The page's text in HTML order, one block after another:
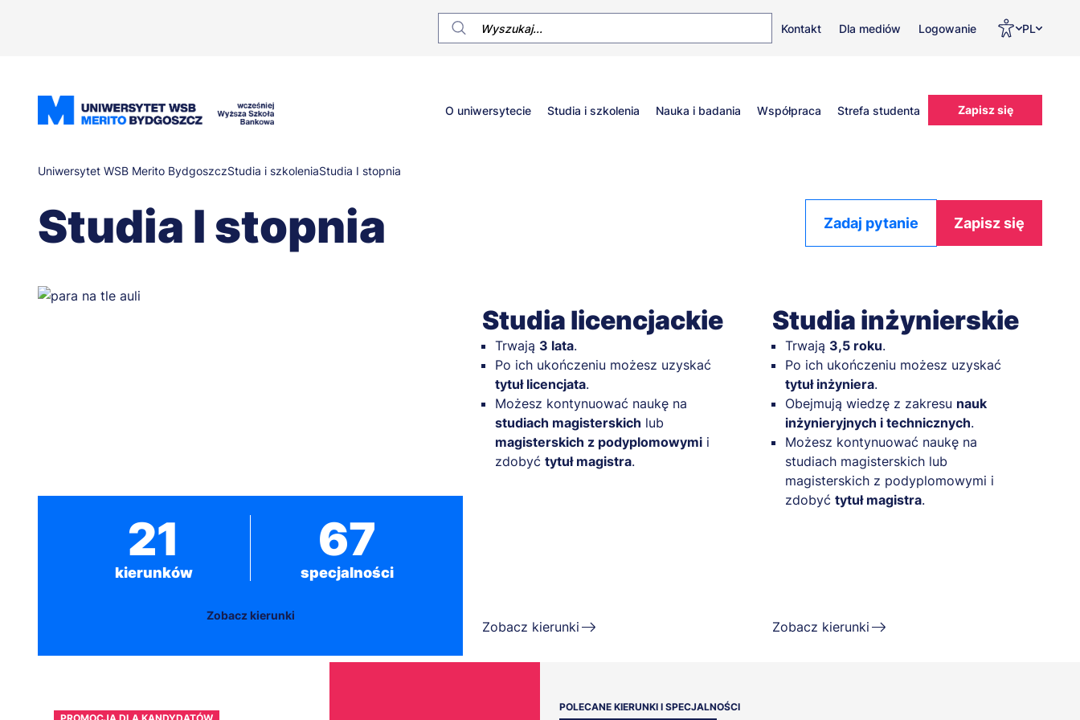
Top
Kontakt Dla mediów Logowanie PL
Główne
O uniwersytecie Studia i szkolenia Nauka i badania Współpraca Strefa studenta Zapisz się
Ścieżka
nawigacyjna
Uniwersytet WSB Merito BydgoszczStudia i szkoleniaStudia I stopnia
Studia I stopnia Zadaj pytanie Zapisz się
21
kierunków
67
specjalności
Zobacz kierunki
Studia licencjackie
Trwają 3 lata.
Po ich ukończeniu możesz uzyskać
tytuł licencjata.
Możesz kontynuować naukę na
studiach magisterskich lub
magisterskich z podyplomowymi i
zdobyć tytuł magistra.
Zobacz kierunki
Studia inżynierskie
Trwają 3,5 roku.
Po ich ukończeniu możesz uzyskać
tytuł inżyniera.
Obejmują wiedzę z zakresu nauk
inżynieryjnych i technicznych.
Możesz kontynuować naukę na
studiach magisterskich lub
magisterskich z podyplomowymi i
zdobyć tytuł magistra.
Zobacz kierunki
POLECANE KIERUNKI I SPECJALNOŚCI